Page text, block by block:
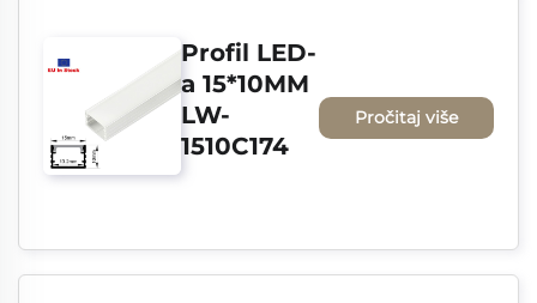
Profil LED-
a 15*10MM
LW-
1510C174
Pročitaj više